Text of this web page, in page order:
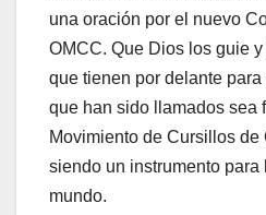
una oración por el nuevo
OMCC. Que Dios los guie
que tienen por delante para
que han sido llamados sea
Movimiento de Cursillos
siendo un instrumento para
mundo.